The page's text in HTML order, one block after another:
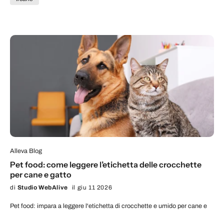
Alleva Blog
Pet food: come leggere l’etichetta delle crocchette
per cane e gatto
di Studio WebAlive il giu 11 2026
Pet food: impara a leggere l'etichetta di crocchette e umido per cane e